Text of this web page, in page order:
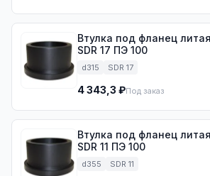
Втулка под фланец
SDR 17 ПЭ 100
d315 SDR 17
4 343,3 ₽Под заказ
Втулка под фланец
SDR 11 ПЭ 100
d355 SDR 11